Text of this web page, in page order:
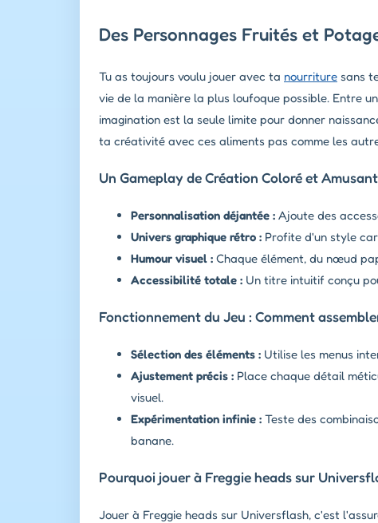
Des Personnages Fruités et
Tu as toujours voulu jouer avec ta nourriture sans
vie de la manière la plus loufoque possible. Entre
imagination est la seule limite pour donner
ta créativité avec ces aliments pas comme les
Un Gameplay de Création Coloré et Amusant
Personnalisation déjantée : Ajoute des
Univers graphique rétro : Profite d'un style
Humour visuel : Chaque élément, du nœud
Accessibilité totale : Un titre intuitif conçu
Fonctionnement du Jeu : Comment
Sélection des éléments : Utilise les menus
Ajustement précis : Place chaque détail
visuel.
Expérimentation infinie : Teste des
banane.
Pourquoi jouer à Freggie heads sur
Jouer à Freggie heads sur Universflash, c'est